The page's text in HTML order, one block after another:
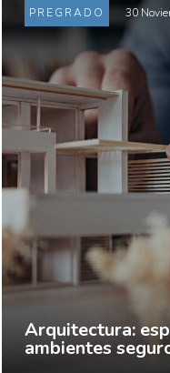
PREGRADO 30
Arquitectura:
ambientes